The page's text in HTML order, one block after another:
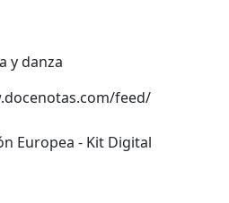
y danza
feed/